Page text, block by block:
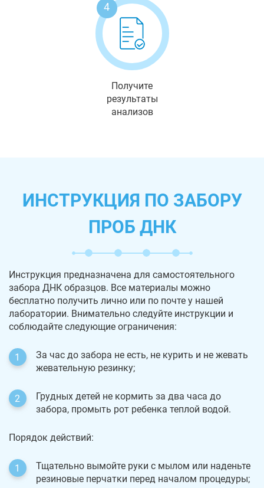
4
Получите
результаты
анализов
ИНСТРУКЦИЯ ПО ЗАБОРУ
ПРОБ ДНК
Инструкция предназначена для самостоятельного
забора ДНК образцов. Все материалы можно
бесплатно получить лично или по почте у нашей
лаборатории. Внимательно следуйте инструкции и
соблюдайте следующие ограничения:
За час до забора не есть, не курить и не жевать
жевательную резинку;
Грудных детей не кормить за два часа до
забора, промыть рот ребенка теплой водой.
Порядок действий:
Тщательно вымойте руки с мылом или наденьте
резиновые перчатки перед началом процедуры;